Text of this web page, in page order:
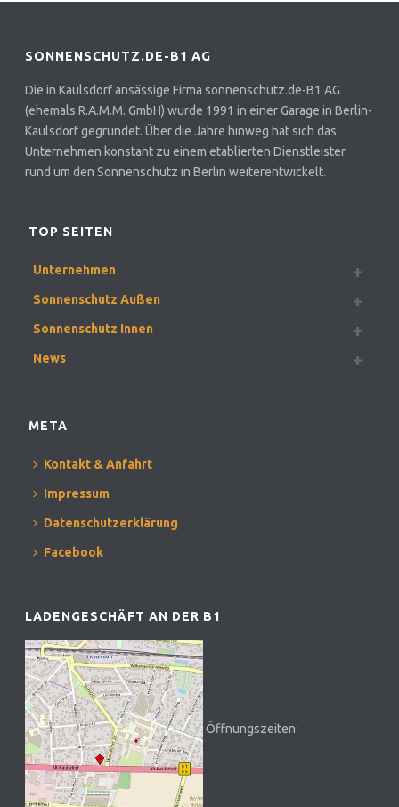
SONNENSCHUTZ.DE-B1 AG
Die in Kaulsdorf ansässige Firma sonnenschutz.de-B1 AG
(ehemals R.A.M.M. GmbH) wurde 1991 in einer Garage in Berlin-
Kaulsdorf gegründet. Über die Jahre hinweg hat sich das
Unternehmen konstant zu einem etablierten Dienstleister
rund um den Sonnenschutz in Berlin weiterentwickelt.
TOP SEITEN
Unternehmen
Sonnenschutz Außen
Sonnenschutz Innen
News
META
Kontakt & Anfahrt
Impressum
Datenschutzerklärung
Facebook
LADENGESCHÄFT AN DER B1
Öffnungszeiten: